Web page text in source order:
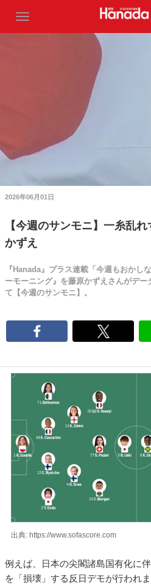
2026年06月01日
【今週のサンモニ】一糸乱
かずえ
『Hanada』プラス連載「今週もおかし
ーモーニング』を藤原かずえさんがデ
て【今週のサンモニ】。
出典: https://www.sofascore.com
例えば、日本の尖閣諸島国有化に
を「損壊」する反日デモが行われ